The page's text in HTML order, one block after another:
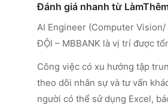
Đánh giá nhanh từ
AI Engineer (Computer
ĐỘI – MBBANK là vị trí được
Công việc có xu hướng tập
theo dõi nhân sự và tư vấn
người có thể sử dụng Excel,